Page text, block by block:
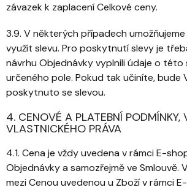
závazek k zaplacení Celkové ceny.
3.9. V některých případech
využít slevu. Pro poskytnutí slevy je
návrhu Objednávky vyplnili údaje o této
určeného pole. Pokud tak učiníte, bude
poskytnuto se slevou.
4. CENOVÉ A PLATEBNÍ PODMÍNKY,
VLASTNICKÉHO PRÁVA
4.1. Cena je vždy uvedena v rámci E-
Objednávky a samozřejmě ve Smlouvě.
mezi Cenou uvedenou u Zboží v rámci